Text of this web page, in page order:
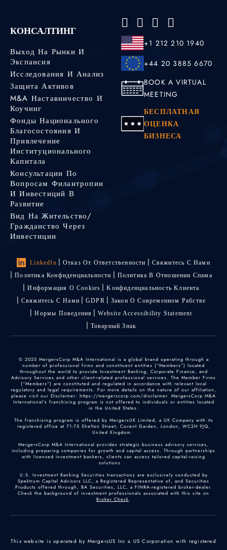
КОНСАЛТИНГ
Выход На Рынки И
Экспансия
Исследования И Анализ
Защита Активов
M&A Наставничество И
Коучинг
Фонды Национального
Благосостояния И
Привлечение
Институционального
Капитала
Консультации По
Вопросам Филантропии
И Инвестиций В
Развитие
Вид На Жительство/
Гражданство Через
Инвестиции
+1 212 210 1940
+44 20 3885 6670
BOOK A VIRTUAL
MEETING
БЕСПЛАТНАЯ
ОЦЕНКА
БИЗНЕСА
LinkedIn Отказ От Ответственности
Свяжитесь С Нами
Политика Конфиденциальности
Политика В Отношении Спама
Информация О Cookies
Kонфиденциальность Kлиента
Свяжитесь С Нами
GDPR
Закон О Современном Рабстве
Нормы Поведения
Website Accessibility Statement
Товарный Знак
© 2025 MergersCorp M&A International is a global brand operating through a
number of professional firms and constituent entities (“Members”) located
throughout the world to provide Investment Banking, Corporate Finance, and
Advisory Services and other client-related professional services. The Member Firms
(“Members”) are constituted and regulated in accordance with relevant local
regulatory and legal requirements. For more details on the nature of our affiliation,
please visit our Disclaimer: https://mergerscorp.com/disclaimer. MergersCorp M&A
International's franchising program is not offered to individuals or entities located
in the United States.
The franchising program is offered by MergersUK Limited, a UK Company with its
registered office at 71-75 Shelton Street, Covent Garden, London, WC2H 9JQ,
United Kingdom.
MergersCorp M&A International provides strategic business advisory services,
including preparing companies for growth and capital access. Through partnerships
with licensed investment bankers, clients can access tailored capital-raising
solutions.
U.S. Investment Banking Securities transactions are exclusively conducted by
Spektrum Capital Advisors LLC, a Registered Representative of, and Securities
Products offered through, BA Securities, LLC, a FINRA-registered broker-dealer.
Check the background of investment professionals associated with this site on
Broker Check
This website is operated by MergersUS Inc a US Corporation with registered